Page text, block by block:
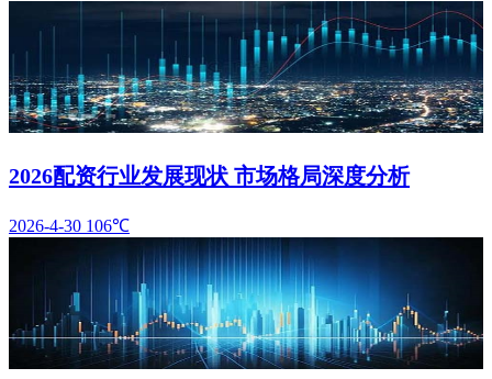
2026配资行业发展现状 市场格局深度分析
2026-4-30 106℃